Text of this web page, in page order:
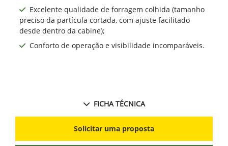
Excelente qualidade de forragem colhida (tamanho
preciso da partícula cortada, com ajuste facilitado
desde dentro da cabine);
Conforto de operação e visibilidade incomparáveis.
FICHA TÉCNICA
Solicitar uma proposta